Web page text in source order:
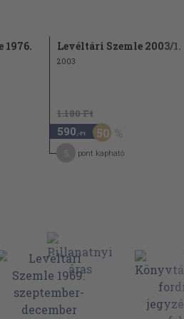
1976.
Levéltári Szemle 2003/1.
2003
1.180 Ft
590 ,-Ft 50
pont kapható